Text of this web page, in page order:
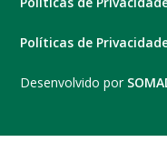
Políticas de
Desenvolvido por